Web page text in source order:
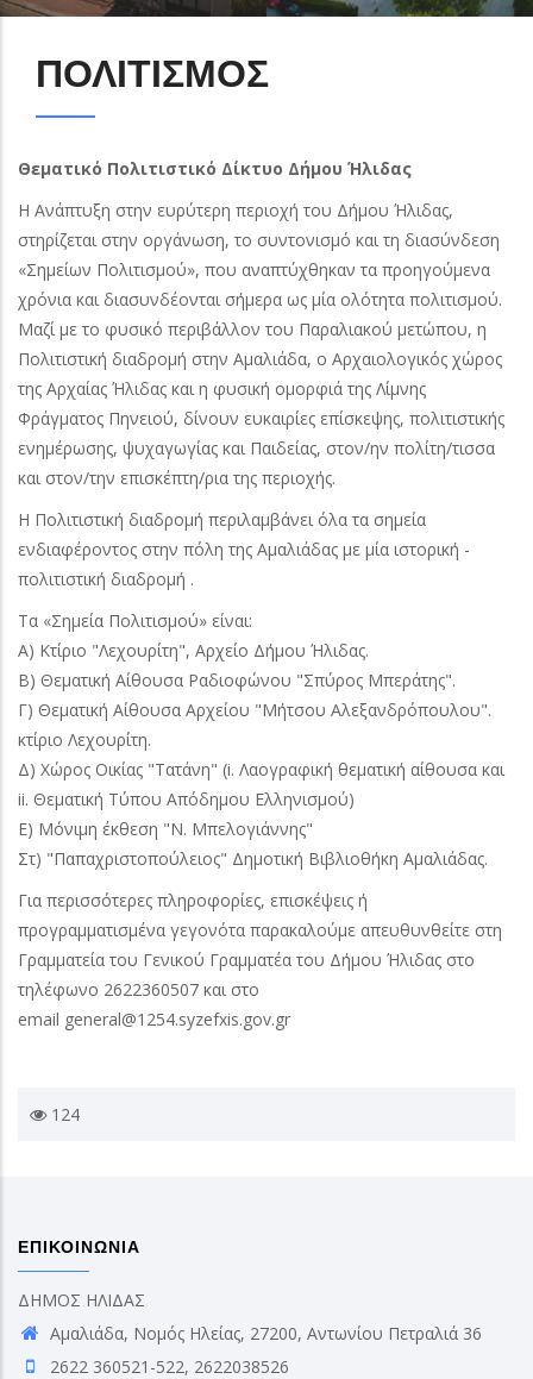
ΠΟΛΙΤΙΣΜΟΣ
Θεματικό Πολιτιστικό Δίκτυο Δήμου Ήλιδας
Η Ανάπτυξη στην ευρύτερη περιοχή του Δήμου Ήλιδας,
στηρίζεται στην οργάνωση, το συντονισμό και τη διασύνδεση
«Σημείων Πολιτισμού», που αναπτύχθηκαν τα προηγούμενα
χρόνια και διασυνδέονται σήμερα ως μία ολότητα πολιτισμού.
Μαζί με το φυσικό περιβάλλον του Παραλιακού μετώπου, η
Πολιτιστική διαδρομή στην Αμαλιάδα, ο Αρχαιολογικός χώρος
της Αρχαίας Ήλιδας και η φυσική ομορφιά της Λίμνης
Φράγματος Πηνειού, δίνουν ευκαιρίες επίσκεψης, πολιτιστικής
ενημέρωσης, ψυχαγωγίας και Παιδείας, στον/ην πολίτη/τισσα
και στον/την επισκέπτη/ρια της περιοχής.
Η Πολιτιστική διαδρομή περιλαμβάνει όλα τα σημεία
ενδιαφέροντος στην πόλη της Αμαλιάδας με μία ιστορική -
πολιτιστική διαδρομή .
Τα «Σημεία Πολιτισμού» είναι:
Α) Κτίριο "Λεχουρίτη", Αρχείο Δήμου Ήλιδας.
Β) Θεματική Αίθουσα Ραδιοφώνου "Σπύρος Μπεράτης".
Γ) Θεματική Αίθουσα Αρχείου "Μήτσου Αλεξανδρόπουλου".
κτίριο Λεχουρίτη.
Δ) Χώρος Οικίας "Τατάνη" (i. Λαογραφική θεματική αίθουσα και
ii. Θεματική Τύπου Απόδημου Ελληνισμού)
Ε) Μόνιμη έκθεση "Ν. Μπελογιάννης"
Στ) "Παπαχριστοπούλειος" Δημοτική Βιβλιοθήκη Αμαλιάδας.
Για περισσότερες πληροφορίες, επισκέψεις ή
προγραμματισμένα γεγονότα παρακαλούμε απευθυνθείτε στη
Γραμματεία του Γενικού Γραμματέα του Δήμου Ήλιδας στο
τηλέφωνο 2622360507 και στο
email general@1254.syzefxis.gov.gr
124
ΕΠΙΚΟΙΝΩΝΙΑ
ΔΗΜΟΣ ΗΛΙΔΑΣ
Αμαλιάδα, Νομός Ηλείας, 27200, Αντωνίου Πετραλιά 36
2622 360521-522, 2622038526